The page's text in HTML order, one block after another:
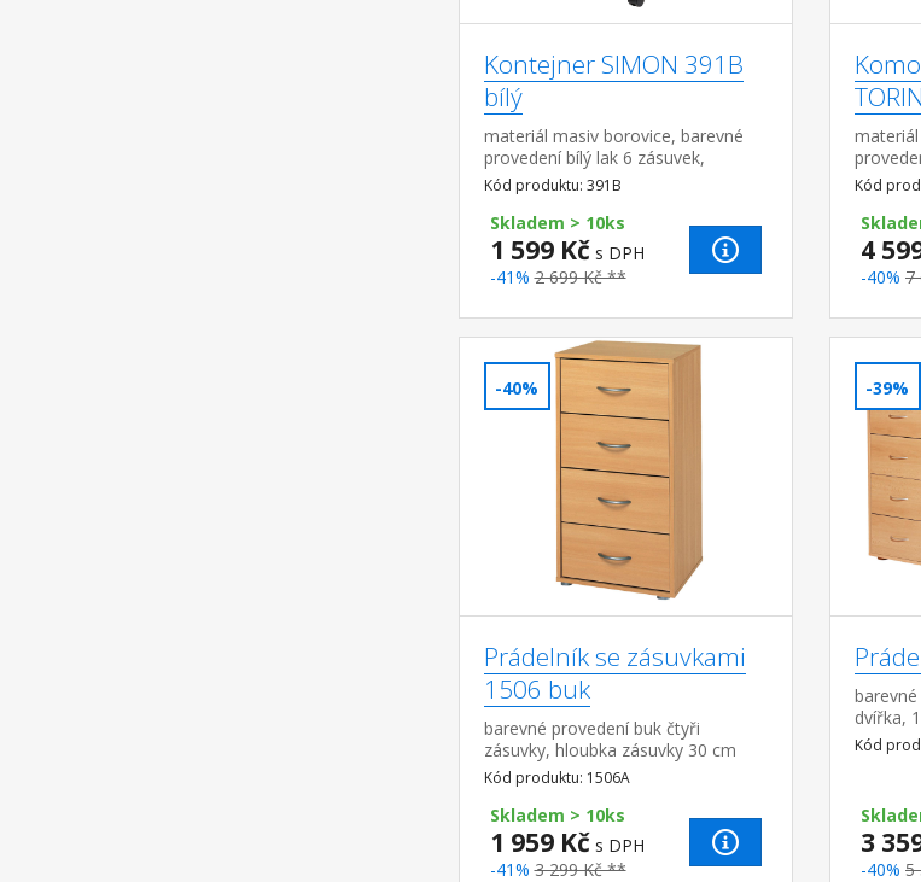
Kontejner SIMON 391B
bílý
materiál masiv borovice, barevné
provedení bílý lak 6 zásuvek,
pojízdný na kolečkách vnitřní
rozměr zásuvky (š/h/v) 26,7 × 32,5 ×
6 cm
Kód produktu: 391B
Skladem > 10ks
1 599 Kč s DPH
-41% 2 699 Kč **
pojezdy
Kód
4
-40% 7
-40%
Prádelník se zásuvkami
1506 buk
barevné provedení buk čtyři
zásuvky, hloubka zásuvky 30 cm
Kód produktu: 1506A
Skladem > 10ks
1 959 Kč s DPH
-41% 3 299 Kč **
-39%
dvířka,
hloubka
Kód
3
-40% 5